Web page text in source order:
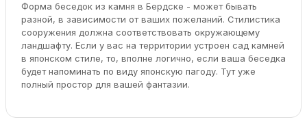
Форма беседок из камня в Бердске - может бывать
разной, в зависимости от ваших пожеланий. Стилистика
сооружения должна соответствовать окружающему
ландшафту. Если у вас на территории устроен сад камней
в японском стиле, то, вполне логично, если ваша беседка
будет напоминать по виду японскую пагоду. Тут уже
полный простор для вашей фантазии.